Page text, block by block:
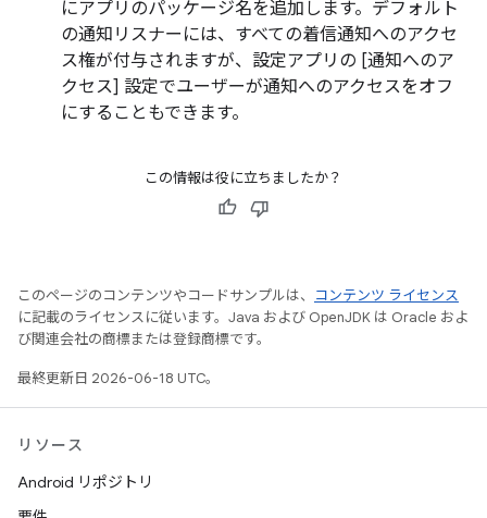
にアプリのパッケージ名を追加します。デフォルト
の通知リスナーには、すべての着信通知へのアクセ
ス権が付与されますが、設定アプリの [通知へのア
クセス] 設定でユーザーが通知へのアクセスをオフ
にすることもできます。
この情報は役に立ちましたか？
このページのコンテンツやコードサンプルは、
コンテンツ ライセンス
に記載のライセンスに従います。Java および OpenJDK は Oracle およ
び関連会社の商標または登録商標です。
最終更新日 2026-06-18 UTC。
リソース
Android リポジトリ